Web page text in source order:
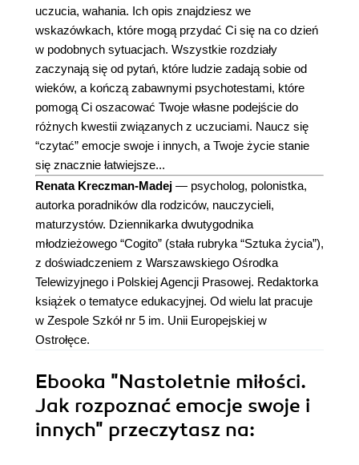
uczucia, wahania. Ich opis znajdziesz we
wskazówkach, które mogą przydać Ci się na co dzień
w podobnych sytuacjach. Wszystkie rozdziały
zaczynają się od pytań, które ludzie zadają sobie od
wieków, a kończą zabawnymi psychotestami, które
pomogą Ci oszacować Twoje własne podejście do
różnych kwestii związanych z uczuciami. Naucz się
“czytać” emocje swoje i innych, a Twoje życie stanie
się znacznie łatwiejsze...
Renata Kreczman-Madej — psycholog, polonistka,
autorka poradników dla rodziców, nauczycieli,
maturzystów. Dziennikarka dwutygodnika
młodzieżowego “Cogito” (stała rubryka “Sztuka życia”),
z doświadczeniem z Warszawskiego Ośrodka
Telewizyjnego i Polskiej Agencji Prasowej. Redaktorka
książek o tematyce edukacyjnej. Od wielu lat pracuje
w Zespole Szkół nr 5 im. Unii Europejskiej w
Ostrołęce.
Ebooka "Nastoletnie miłości.
Jak rozpoznać emocje swoje i
innych" przeczytasz na: